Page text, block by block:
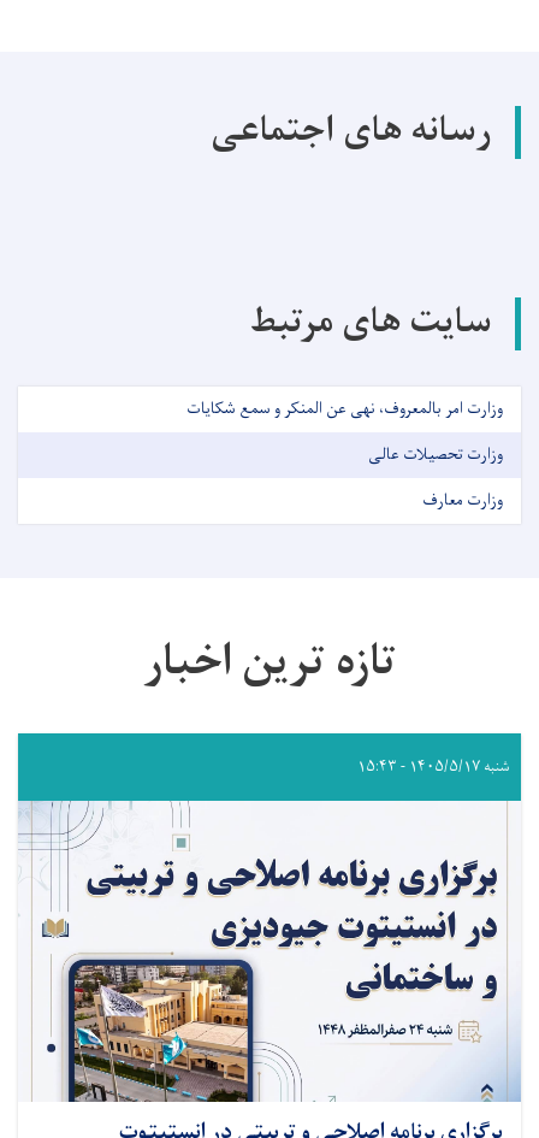
رسانه های اجتماعی
سایت های مرتبط
وزارت امر بالمعروف، نهی عن المنکر و سمع شکایات
وزارت تحصیلات عالی
وزارت معارف
تازه ترین اخبار
شنبه ۱۴۰۵/۵/۱۷ - ۱۵:۴۳